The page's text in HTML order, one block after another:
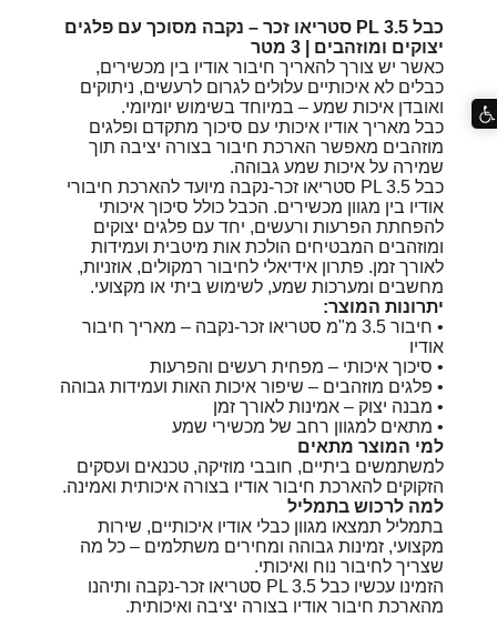
כבל PL 3.5 סטריאו זכר – נקבה מסוכך עם פלגים
יצוקים ומוזהבים | 3 מטר
כאשר יש צורך להאריך חיבור אודיו בין מכשירים,
כבלים לא איכותיים עלולים לגרום לרעשים, ניתוקים
ואובדן איכות שמע – במיוחד בשימוש יומיומי.
כבל מאריך אודיו איכותי עם סיכוך מתקדם ופלגים
מוזהבים מאפשר הארכת חיבור בצורה יציבה תוך
שמירה על איכות שמע גבוהה.
כבל PL 3.5 סטריאו זכר-נקבה מיועד להארכת חיבורי
אודיו בין מגוון מכשירים. הכבל כולל סיכוך איכותי
להפחתת הפרעות ורעשים, יחד עם פלגים יצוקים
ומוזהבים המבטיחים הולכת אות מיטבית ועמידות
לאורך זמן. פתרון אידיאלי לחיבור רמקולים, אוזניות,
מחשבים ומערכות שמע, לשימוש ביתי או מקצועי.
יתרונות המוצר:
• חיבור 3.5 מ"מ סטריאו זכר-נקבה – מאריך חיבור
אודיו
• סיכוך איכותי – מפחית רעשים והפרעות
• פלגים מוזהבים – שיפור איכות האות ועמידות גבוהה
• מבנה יצוק – אמינות לאורך זמן
• מתאים למגוון רחב של מכשירי שמע
למי המוצר מתאים
למשתמשים ביתיים, חובבי מוזיקה, טכנאים ועסקים
הזקוקים להארכת חיבור אודיו בצורה איכותית ואמינה.
למה לרכוש בתמליל
בתמליל תמצאו מגוון כבלי אודיו איכותיים, שירות
מקצועי, זמינות גבוהה ומחירים משתלמים – כל מה
שצריך לחיבור נוח ואיכותי.
הזמינו עכשיו כבל PL 3.5 סטריאו זכר-נקבה ותיהנו
מהארכת חיבור אודיו בצורה יציבה ואיכותית.